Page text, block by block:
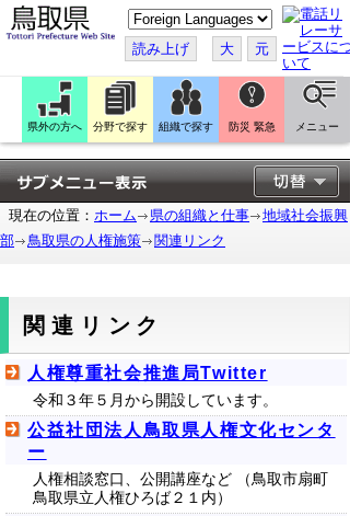
こ
の
ペ
ー
ジ
翻
訳
す
る
読み上げ 大 元
県外の方へ 分野で探す 組織で探す 防災 緊急 メニュー
現在の位置： ホーム 県の組織と仕事
地域社会振興
部
鳥取県の人権施策 関連リンク
関連リンク
人権尊重社会推進局Twitter
令和３年５月から開設しています。
公益社団法人鳥取県人権文化センタ
ー
人権相談窓口、公開講座など （鳥取市扇町
鳥取県立人権ひろば２１内）